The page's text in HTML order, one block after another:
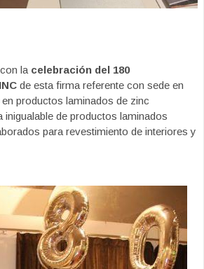
la celebración del 180
de esta firma referente con sede en
productos laminados de zinc
inigualable de productos laminados
para revestimiento de interiores y